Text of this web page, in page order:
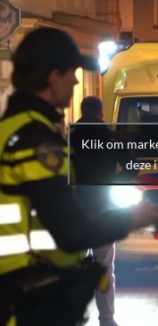
Klik om
deze